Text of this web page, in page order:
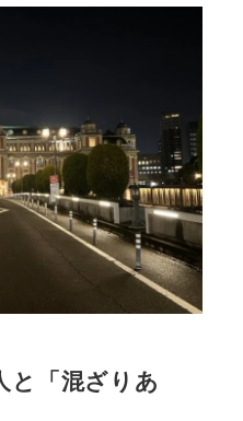
と「混ざりあ